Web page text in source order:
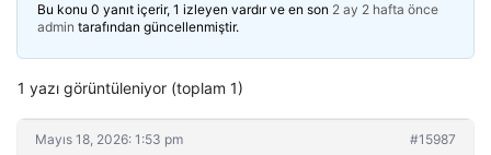
Bu konu 0 yanıt içerir, 1 izleyen vardır ve en son 2 ay 2 hafta önce
admin tarafından güncellenmiştir.
1 yazı görüntüleniyor (toplam 1)
Mayıs 18, 2026: 1:53 pm #15987